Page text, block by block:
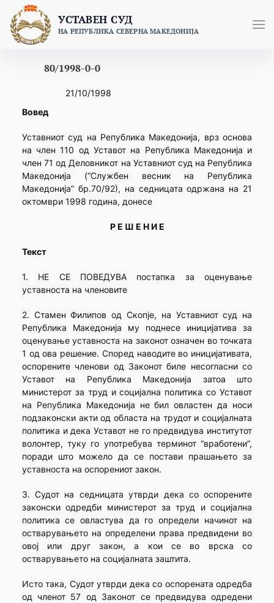
content
УСТАВЕН СУД
НА РЕПУБЛИКА СЕВЕРНА МАКЕДОНИЈА
80/1998-0-0
21/10/1998
Вовед
Уставниот суд на Република Македонија, врз основа
на член 110 од Уставот на Република Македонија и
член 71 од Деловникот на Уставниот суд на Република
Македонија (“Службен весник на Република
Македонија” бр.70/92), на седницата одржана на 21
октомври 1998 година, донесе
Р Е Ш Е Н И Е
Текст
1. НЕ СЕ ПОВЕДУВА постапка за оценување
уставноста на членовите
2. Стамен Филипов од Скопје, на Уставниот суд на
Република Македонија му поднесе иницијатива за
оценување уставноста на законот означен во точката
1 од ова решение. Според наводите во иницијативата,
оспорените членови од Законот биле несогласни со
Уставот на Република Македонија затоа што
министерот за труд и социјална политика со Уставот
на Република Македонија не бил овластен да носи
подзаконски акти од областа на трудот и социјалната
политика и дека Уставот не го предвидува институтот
волонтер, туку го употребува терминот “вработени”,
поради што можело да се постави прашањето за
уставноста на оспорениот закон.
3. Судот на седницата утврди дека со оспорените
законски одредби министерот за труд и социјална
политика се овластува да го определи начинот на
остварувањето на определени права предвидени во
овој или друг закон, а кои се во врска со
остварувањето на социјалната заштита.
Исто така, Судот утврди дека со оспорената одредба
од членот 57 од Законот се предвидува одредени